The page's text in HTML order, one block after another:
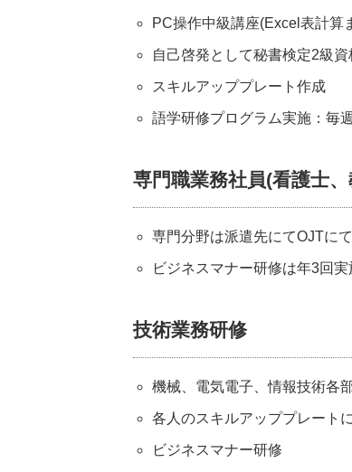
PC操作中級講座(Excel表計算
自己啓発として秘書検定2級
スキルアッププレート作成
語学研修プログラム実施：毎
専門職業務社員(看護士
専門分野は派遣先にてOJTに
ビジネスマナー研修は年3回実
技術業務研修
機械、電気電子、情報技術各
各人のスキルアッププレート
ビジネスマナー研修